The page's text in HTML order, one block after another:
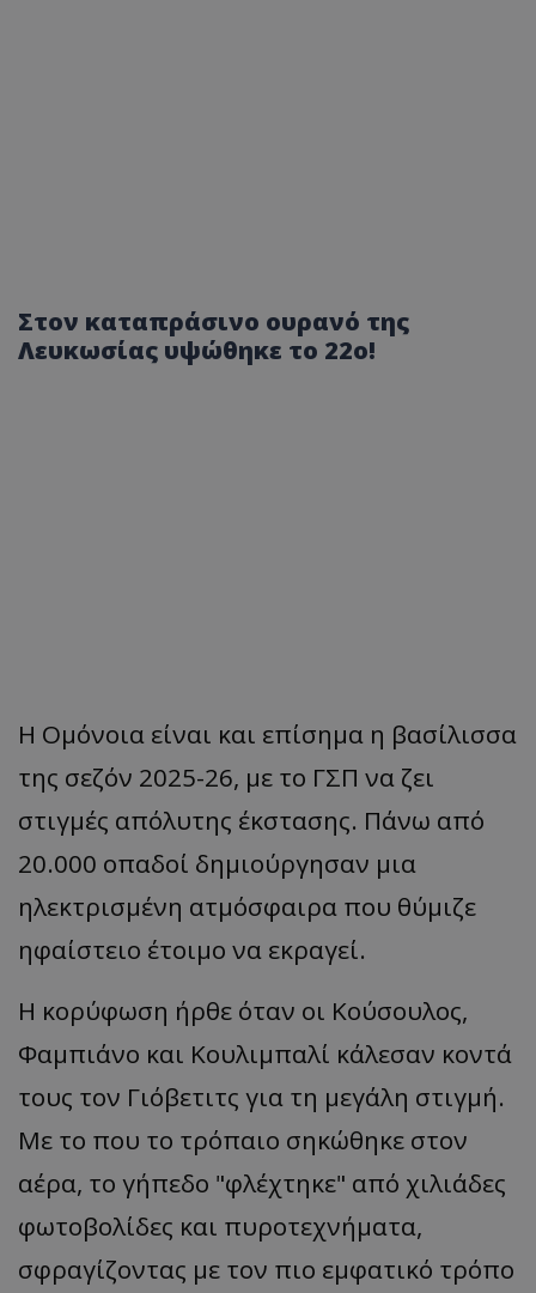
Στον καταπράσινο ουρανό της
Λευκωσίας υψώθηκε το 22ο!
Η Ομόνοια είναι και επίσημα η βασίλισσα
της σεζόν 2025-26, με το ΓΣΠ να ζει
στιγμές απόλυτης έκστασης. Πάνω από
20.000 οπαδοί δημιούργησαν μια
ηλεκτρισμένη ατμόσφαιρα που θύμιζε
ηφαίστειο έτοιμο να εκραγεί.
Η κορύφωση ήρθε όταν οι Κούσουλος,
Φαμπιάνο και Κουλιμπαλί κάλεσαν κοντά
τους τον Γιόβετιτς για τη μεγάλη στιγμή.
Με το που το τρόπαιο σηκώθηκε στον
αέρα, το γήπεδο "φλέχτηκε" από χιλιάδες
φωτοβολίδες και πυροτεχνήματα,
σφραγίζοντας με τον πιο εμφατικό τρόπο